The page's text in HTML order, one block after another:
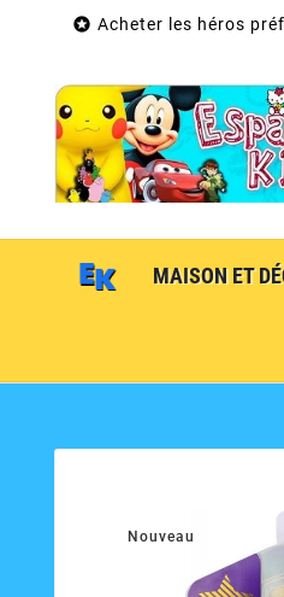
 Acheter les héros
MAISON ET
Nouveau